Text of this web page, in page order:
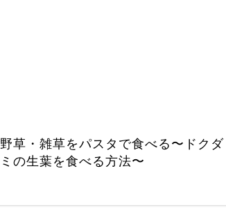
野草・雑草をパスタで食べる〜ドクダ
ミの生葉を食べる方法〜